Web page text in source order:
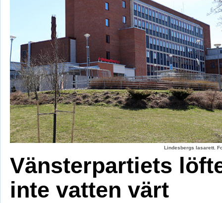
Lindesbergs lasarett.
Vänsterpartiets
inte vatten värt